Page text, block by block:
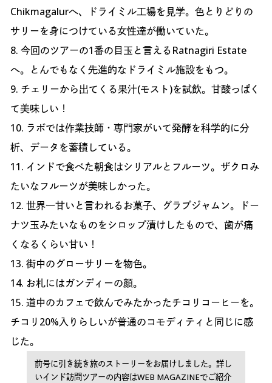
Chikmagalurへ、ドライミル工場を見学。色とりどりの
サリーを身につけている女性達が働いていた。
8. 今回のツアーの1番の目玉と言えるRatnagiri Estate
へ。とんでもなく先進的なドライミル施設をもつ。
9. チェリーから出てくる果汁(モスト)を試飲。甘酸っぱく
て美味しい！
10. ラボでは作業技師・専門家がいて発酵を科学的に分
析、データを蓄積している。
11. インドで食べた朝食はシリアルとフルーツ。ザクロみ
たいなフルーツが美味しかった。
12. 世界一甘いと言われるお菓子、グラブジャムン。ドー
ナツ玉みたいなものをシロップ漬けしたもので、歯が痛
くなるくらい甘い！
13. 街中のグローサリーを物色。
14. お札にはガンディーの顔。
15. 道中のカフェで飲んでみたかったチコリコーヒーを。
チコリ20%入りらしいが普通のコモディティと同じに感
じた。
前号に引き続き旅のストーリーをお届けしました。詳し
いインド訪問ツアーの内容はWEB MAGAZINEでご紹介